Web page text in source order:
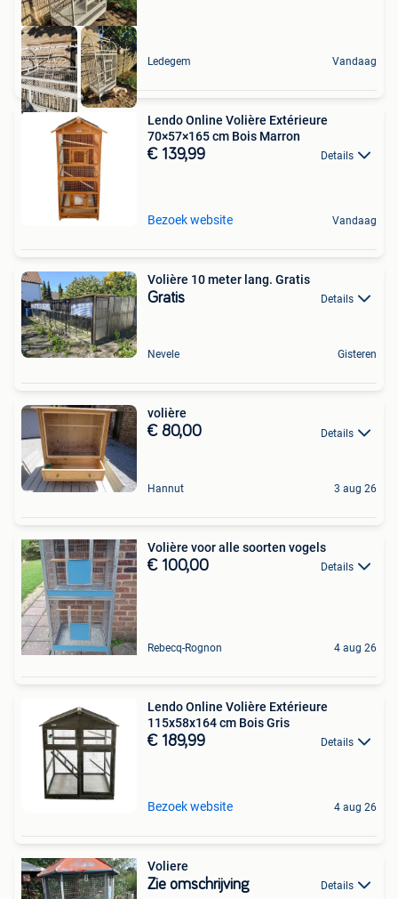
Ledegem Vandaag
Lendo Online Volière Extérieure
70×57×165 cm Bois Marron
€ 139,99 Details
Bezoek website Vandaag
Volière 10 meter lang. Gratis
Gratis Details
Nevele Gisteren
volière
€ 80,00 Details
Hannut 3 aug 26
Volière voor alle soorten vogels
€ 100,00 Details
Rebecq-Rognon 4 aug 26
Lendo Online Volière Extérieure
115x58x164 cm Bois Gris
€ 189,99 Details
Bezoek website 4 aug 26
Voliere
Zie omschrijving Details